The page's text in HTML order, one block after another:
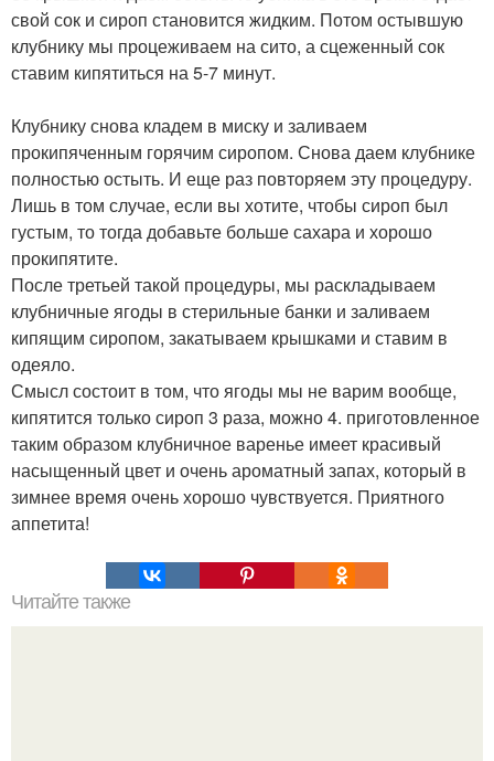
свой сок и сироп становится жидким. Потом остывшую
клубнику мы процеживаем на сито, а сцеженный сок
ставим кипятиться на 5-7 минут.
Клубнику снова кладем в миску и заливаем
прокипяченным горячим сиропом. Снова даем клубнике
полностью остыть. И еще раз повторяем эту процедуру.
Лишь в том случае, если вы хотите, чтобы сироп был
густым, то тогда добавьте больше сахара и хорошо
прокипятите.
После третьей такой процедуры, мы раскладываем
клубничные ягоды в стерильные банки и заливаем
кипящим сиропом, закатываем крышками и ставим в
одеяло.
Смысл состоит в том, что ягоды мы не варим вообще,
кипятится только сироп 3 раза, можно 4. приготовленное
таким образом клубничное варенье имеет красивый
насыщенный цвет и очень ароматный запах, который в
зимнее время очень хорошо чувствуется. Приятного
аппетита!
Читайте также